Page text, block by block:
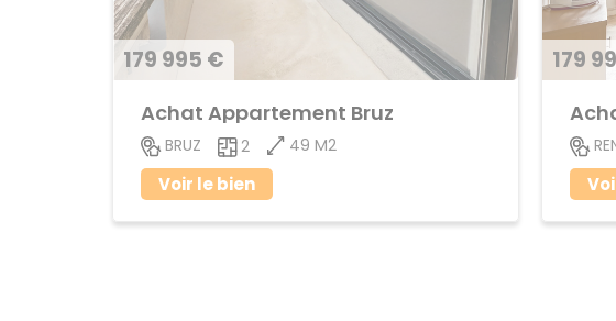
179 995 €
Achat Appartement Bruz
BRUZ 2 49 M2
Voir le bien
179